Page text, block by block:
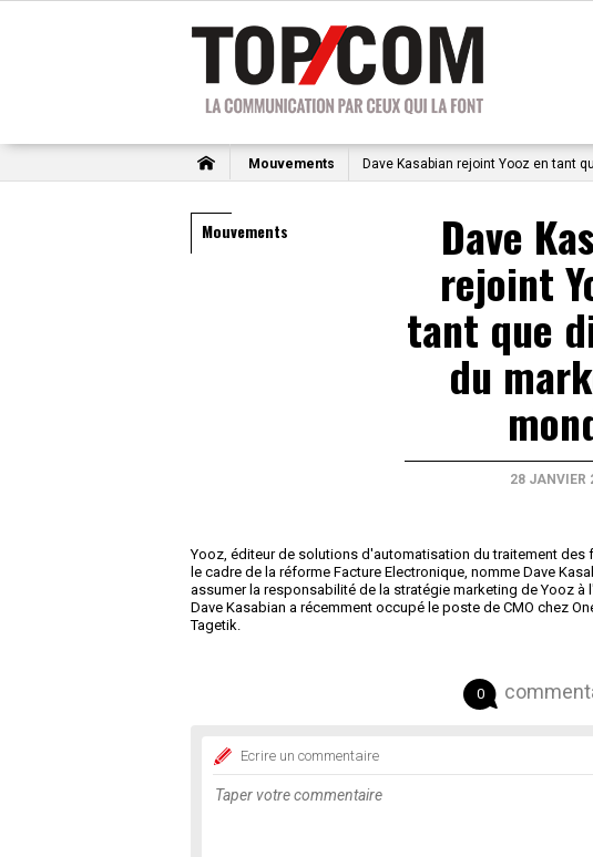
Mouvements Dave Kasabian rejoint Yooz en tant
Mouvements Dave
rejoint
tant que
du
28 JANVIER
Yooz, éditeur de solutions d'automatisation du traitement des
le cadre de la réforme Facture Electronique, nomme Dave
assumer la responsabilité de la stratégie marketing de Yooz à
Dave Kasabian a récemment occupé le poste de CMO chez
Tagetik.
0
Ecrire un commentaire